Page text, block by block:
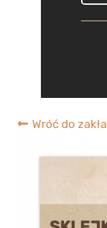
Wróć do
1szt